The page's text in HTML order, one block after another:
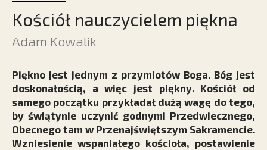
Kościół nauczycielem piękna
Adam Kowalik
Piękno jest jednym z przymiotów Boga. Bóg jest
doskonałością, a więc jest piękny. Kościół od
samego początku przykładał dużą wagę do tego,
by świątynie uczynić godnymi Przedwiecznego,
Obecnego tam w Przenajświętszym Sakramencie.
Wzniesienie wspaniałego kościoła, postawienie